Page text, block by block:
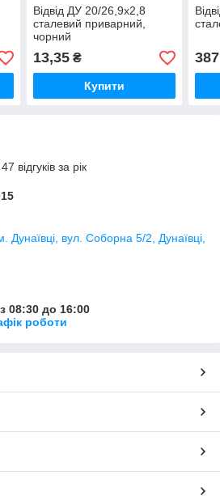
Відвід ДУ 20/26,9х2,8
сталевий приварний,
чорний
13,35₴
Купити
відгуків за рік
Дунаївці, вул. Соборна 5/2, Дунаївці,
08:30 до 16:00
роботи